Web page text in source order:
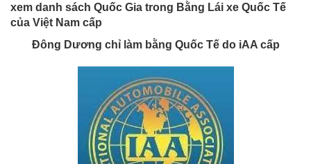
xem danh sách Quốc Gia trong Bằng Lái xe Quốc Tế
của Việt Nam cấp
Đông Dương chỉ làm bằng Quốc Tế do iAA cấp